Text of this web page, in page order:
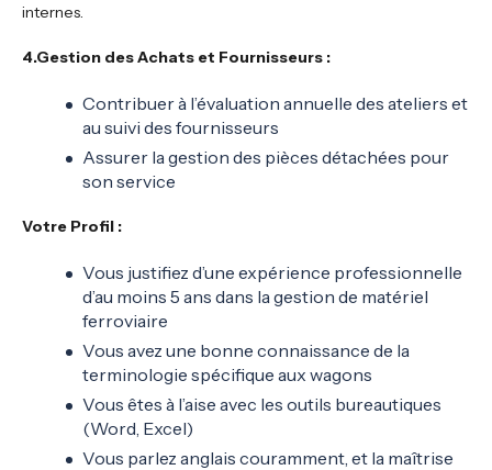
internes.
4.Gestion des Achats et Fournisseurs :
Contribuer à l’évaluation annuelle des ateliers et
au suivi des fournisseurs
Assurer la gestion des pièces détachées pour
son service
Votre Profil :
Vous justifiez d’une expérience professionnelle
d’au moins 5 ans dans la gestion de matériel
ferroviaire
Vous avez une bonne connaissance de la
terminologie spécifique aux wagons
Vous êtes à l’aise avec les outils bureautiques
(Word, Excel)
Vous parlez anglais couramment, et la maîtrise